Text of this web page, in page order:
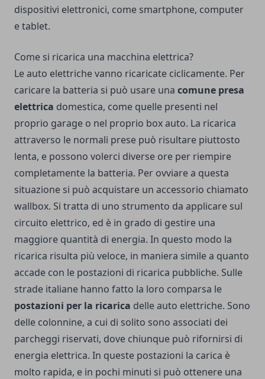
dispositivi elettronici, come smartphone, computer
e tablet.
Come si ricarica una macchina elettrica?
Le auto elettriche vanno ricaricate ciclicamente. Per
caricare la batteria si può usare una comune presa
elettrica domestica, come quelle presenti nel
proprio garage o nel proprio box auto. La ricarica
attraverso le normali prese può risultare piuttosto
lenta, e possono volerci diverse ore per riempire
completamente la batteria. Per ovviare a questa
situazione si può acquistare un accessorio chiamato
wallbox. Si tratta di uno strumento da applicare sul
circuito elettrico, ed è in grado di gestire una
maggiore quantità di energia. In questo modo la
ricarica risulta più veloce, in maniera simile a quanto
accade con le postazioni di ricarica pubbliche. Sulle
strade italiane hanno fatto la loro comparsa le
postazioni per la ricarica delle auto elettriche. Sono
delle colonnine, a cui di solito sono associati dei
parcheggi riservati, dove chiunque può rifornirsi di
energia elettrica. In queste postazioni la carica è
molto rapida, e in pochi minuti si può ottenere una